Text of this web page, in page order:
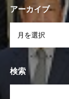
アーカイブ
検索